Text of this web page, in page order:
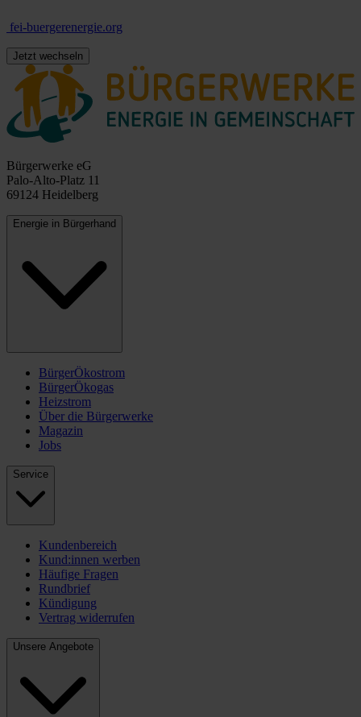
fei-buergerenergie.org
Jetzt wechseln
Bürgerwerke eG
Palo-Alto-Platz 11
69124 Heidelberg
Energie in Bürgerhand
BürgerÖkostrom
BürgerÖkogas
Heizstrom
Über die Bürgerwerke
Magazin
Jobs
Service
Kundenbereich
Kund:innen werben
Häufige Fragen
Rundbrief
Kündigung
Vertrag widerrufen
Unsere Angebote